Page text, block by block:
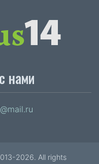
нами
2026. All rights